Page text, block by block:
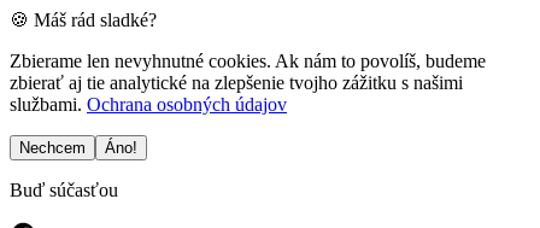
🍪 Máš rád sladké?
Zbierame len nevyhnutné cookies. Ak nám to povolíš, budeme
zbierať aj tie analytické na zlepšenie tvojho zážitku s našimi
službami. Ochrana osobných údajov
Nechcem Áno!
Buď súčasťou